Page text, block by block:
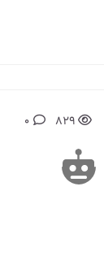
829
0